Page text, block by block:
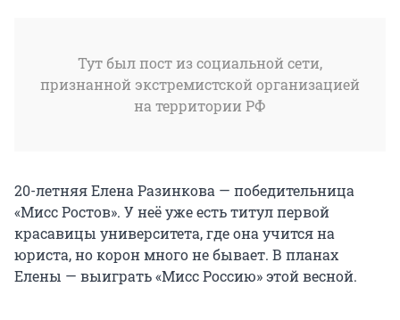
Тут был пост из социальной сети,
признанной экстремистской организацией
на территории РФ
20-летняя Елена Разинкова — победительница
«Мисс Ростов». У неё уже есть титул первой
красавицы университета, где она учится на
юриста, но корон много не бывает. В планах
Елены — выиграть «Мисс Россию» этой весной.